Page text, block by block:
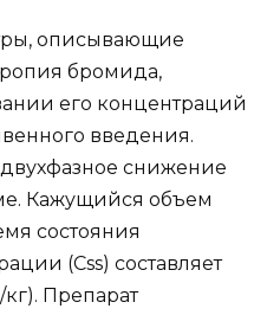
описывающие
бромида,
его концентраций
введения.
снижение
Кажущийся объем
состояния
(Css) составляет
Препарат